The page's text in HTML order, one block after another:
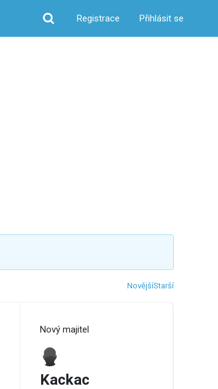
Hledat
Registrace Přihlásit se
NovějšíStarší
Nový majitel
Kackac